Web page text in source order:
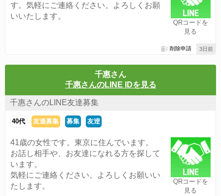
QRコードを
見る
す。気軽にご連絡ください。よろしくお願
いいたします。
3日前
削除申請
千惠さん
千惠さんのLINE IDを見る
千惠さんのLINE友達募集
40代 友達募集 募集 友逹
QRコードを
見る
41歳の女性です。東京に住んでいます。
お話し相手や、お友達になれる方を探して
います。
気軽にご連絡ください。よろしくお願いい
たします。